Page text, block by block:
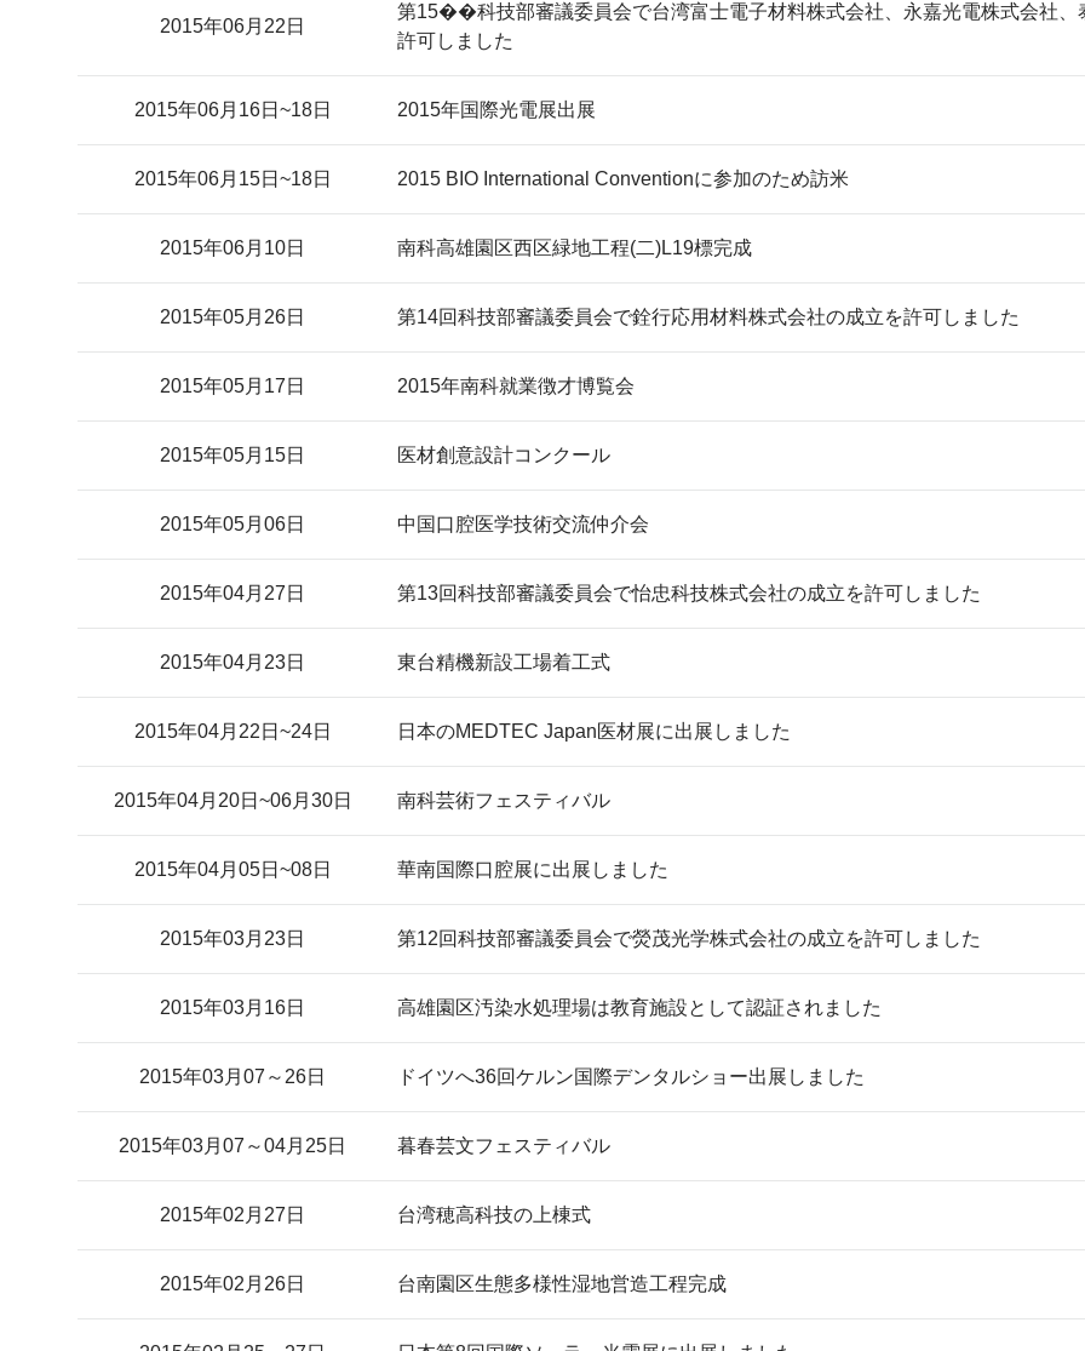
2015年06月22日
第15��科技部審議委員会で台湾富士電子材料株式会社、永嘉光電株式会社、
許可しました
2015年06月16日~18日 2015年国際光電展出展
2015年06月15日~18日 2015 BIO International Conventionに参加のため訪米
2015年06月10日 南科高雄園区西区緑地工程(二)L19標完成
2015年05月26日 第14回科技部審議委員会で銓行応用材料株式会社の成立を許可しました
2015年05月17日 2015年南科就業徴才博覧会
2015年05月15日 医材創意設計コンクール
2015年05月06日 中国口腔医学技術交流仲介会
2015年04月27日 第13回科技部審議委員会で怡忠科技株式会社の成立を許可しました
2015年04月23日 東台精機新設工場着工式
2015年04月22日~24日 日本のMEDTEC Japan医材展に出展しました
2015年04月20日~06月30日 南科芸術フェスティバル
2015年04月05日~08日 華南国際口腔展に出展しました
2015年03月23日 第12回科技部審議委員会で熒茂光学株式会社の成立を許可しました
2015年03月16日 高雄園区汚染水処理場は教育施設として認証されました
2015年03月07～26日 ドイツへ36回ケルン国際デンタルショー出展しました
2015年03月07～04月25日 暮春芸文フェスティバル
2015年02月27日 台湾穂高科技の上棟式
2015年02月26日 台南園区生態多様性湿地営造工程完成